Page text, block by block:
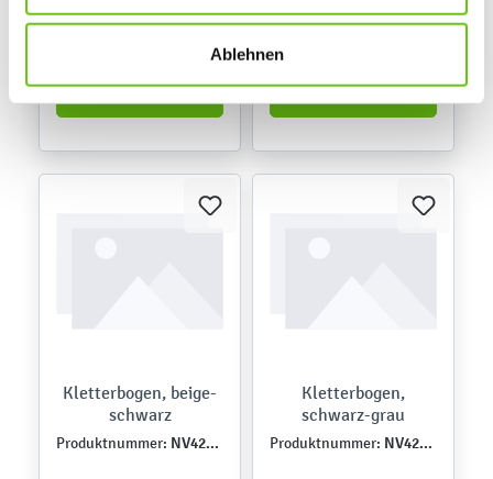
links klicken. Weitere Informationen zur Datennutzung
Ablehnen
Kletterbogen, beige-
schwarz
Produktnummer: NV42197MP-7E
Kletterbogen,
schwarz-grau
Produktnummer: NV42197MP-5F